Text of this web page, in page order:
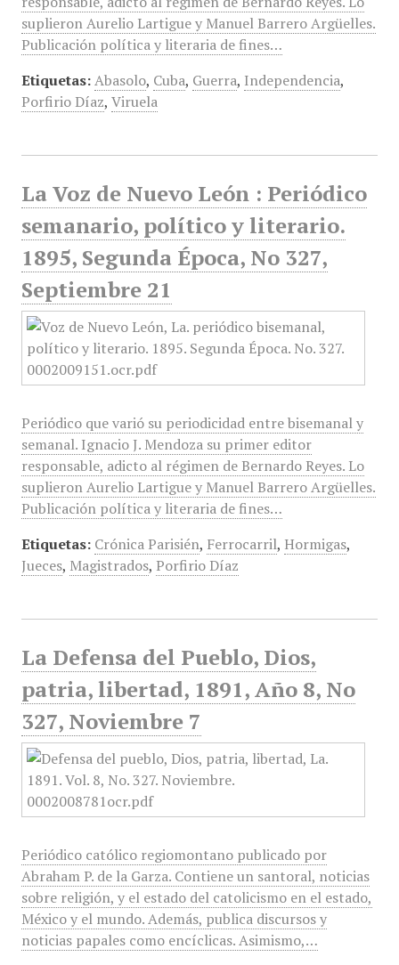
suplieron Aurelio Lartigue y Manuel Barrero Argüelles.
Publicación política y literaria de fines…
Etiquetas: Abasolo, Cuba, Guerra, Independencia,
Porfirio Díaz, Viruela
La Voz de Nuevo León : Periódico
semanario, político y literario.
1895, Segunda Época, No 327,
Septiembre 21
Periódico que varió su periodicidad entre bisemanal y
semanal. Ignacio J. Mendoza su primer editor
responsable, adicto al régimen de Bernardo Reyes. Lo
suplieron Aurelio Lartigue y Manuel Barrero Argüelles.
Publicación política y literaria de fines…
Etiquetas: Crónica Parisién, Ferrocarril, Hormigas,
Jueces, Magistrados, Porfirio Díaz
La Defensa del Pueblo, Dios,
patria, libertad, 1891, Año 8, No
327, Noviembre 7
Periódico católico regiomontano publicado por
Abraham P. de la Garza. Contiene un santoral, noticias
sobre religión, y el estado del catolicismo en el estado,
México y el mundo. Además, publica discursos y
noticias papales como encíclicas. Asimismo,…